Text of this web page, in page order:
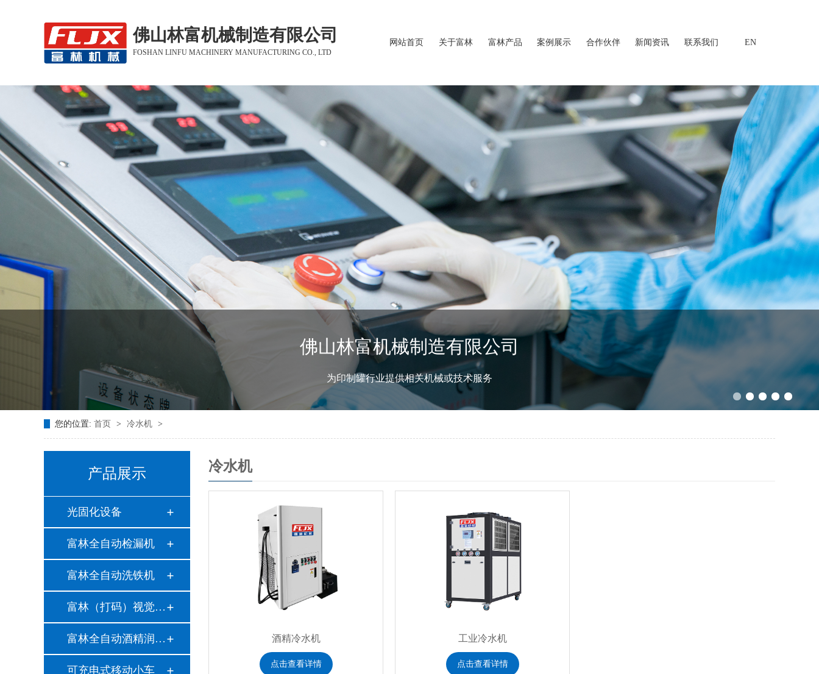
佛山林富机械制造有限公司
FOSHAN LINFU MACHINERY MANUFACTURING CO., LTD
网站首页 关于富林 富林产品 案例展示 合作伙伴 新闻资讯 联系我们 EN
佛山林富机械制造有限公司
为印制罐行业提供相关机械或技术服务
您的位置: 首页 > 冷水机 >
产品展示
光固化设备
富林全自动检漏机
富林全自动洗铁机
富林（打码）视觉检…
富林全自动酒精润版…
可充电式移动小车
冷水机
酒精冷水机
点击查看详情
工业冷水机
点击查看详情